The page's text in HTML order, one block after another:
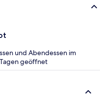
und Abendessen im
geöffnet